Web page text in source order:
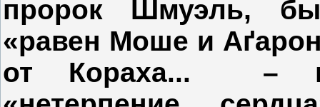
пророк Шмуэль,
«равен Моше и
от Кораха... –